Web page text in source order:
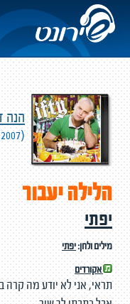
הנה
הלילה יעבור
יפתי
מילים ולחן:יפתי
אקורדים
תראי, אני לא יודע מה קרה